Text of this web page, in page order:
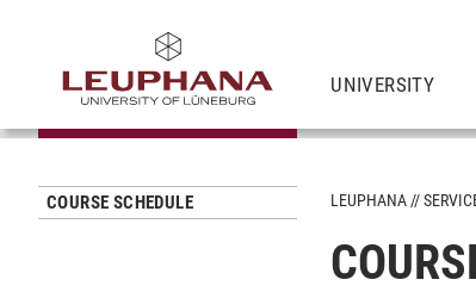
UNIVERSITY
COURSE SCHEDULE LEUPHANA